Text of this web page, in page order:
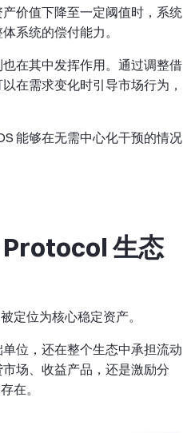
价值下降至一定阈值时，系统
系统的偿付能力。
在其中发挥作用。通过调整借
在需求变化时引导市场行为，
能够在无需中心化干预的情况
Protocol 生态
定位为核心稳定资产。
位，还在整个生态中承担流动
场、收益产品，还是激励分
在。